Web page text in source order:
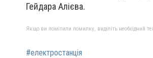
Гейдара Алієва.
Якщо ви помітили помилку, виділіть необхідний
#електростанція